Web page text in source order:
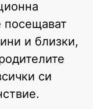
посещават
и близки,
си